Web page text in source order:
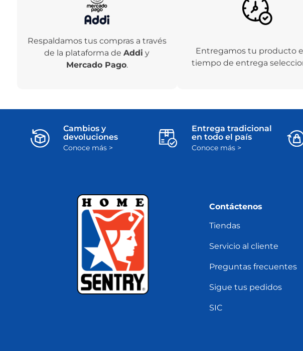
Respaldamos tus compras a través
de la plataforma deAddi y
Mercado Pago.
Entregamos tu producto
tiempo de entrega
Cambios y
devoluciones
Conoce más >
Entrega tradicional
en todo el país
Conoce más >
Contáctenos
Tiendas
Servicio al cliente
Preguntas frecuentes
Sigue tus pedidos
SIC